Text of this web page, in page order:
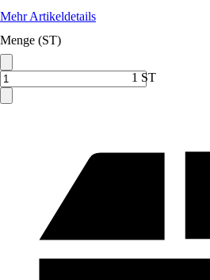
Mehr Artikeldetails
Menge (ST)
1 ST